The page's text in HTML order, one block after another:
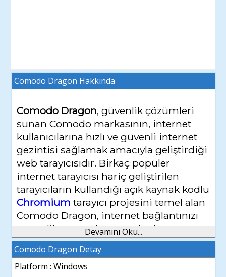
Comodo Dragon Hakkında
Comodo Dragon, güvenlik çözümleri
sunan Comodo markasının, internet
kullanıcılarına hızlı ve güvenli internet
gezintisi sağlamak amacıyla geliştirdiği
web tarayıcısıdır. Birkaç popüler
internet tarayıcısı hariç geliştirilen
tarayıcıların kullandığı açık kaynak kodlu
Chromium tarayıcı projesini temel alan
Comodo Dragon, internet bağlantınızı
güvenlik amacıyla comodo dns
sunucuları üzerinden gerçekleştirerek
internet ortamından gelebilecek
tehlikelere karşı koruma sağlar.
Devamını Oku...
Comodo Dragon Detay
Platform : Windows